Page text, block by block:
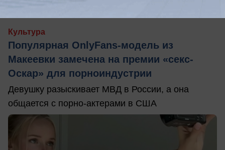
Культура
Популярная OnlyFans-модель из
Макеевки замечена на премии «секс-
Оскар» для порноиндустрии
Девушку разыскивает МВД в России, а она
общается с порно-актерами в США